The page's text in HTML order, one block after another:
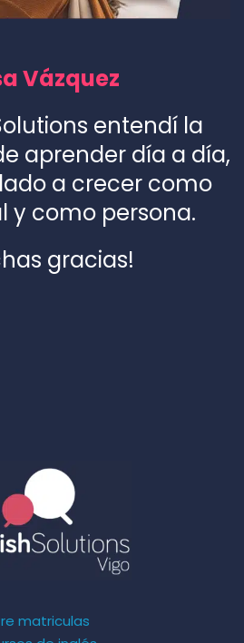
Vázquez
entendí la
aprender día a día,
a crecer como
y como persona.
gracias!
matriculas